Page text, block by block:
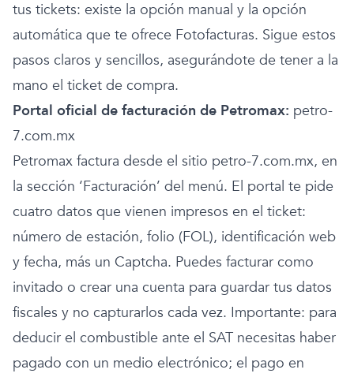
tus tickets: existe la opción manual y la opción
automática que te ofrece Fotofacturas. Sigue estos
pasos claros y sencillos, asegurándote de tener a la
mano el ticket de compra.
Portal oficial de facturación de Petromax: petro-
7.com.mx
Petromax factura desde el sitio petro-7.com.mx, en
la sección ‘Facturación’ del menú. El portal te pide
cuatro datos que vienen impresos en el ticket:
número de estación, folio (FOL), identificación web
y fecha, más un Captcha. Puedes facturar como
invitado o crear una cuenta para guardar tus datos
fiscales y no capturarlos cada vez. Importante: para
deducir el combustible ante el SAT necesitas haber
pagado con un medio electrónico; el pago en